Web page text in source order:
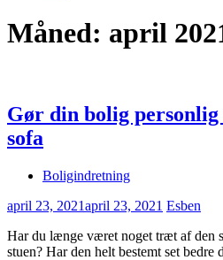
Måned: april
Gør din bolig personlig
sofa
Boligindretning
april 23, 2021april 23, 2021 Esben
Har du længe været noget træt af den
stuen? Har den helt bestemt set